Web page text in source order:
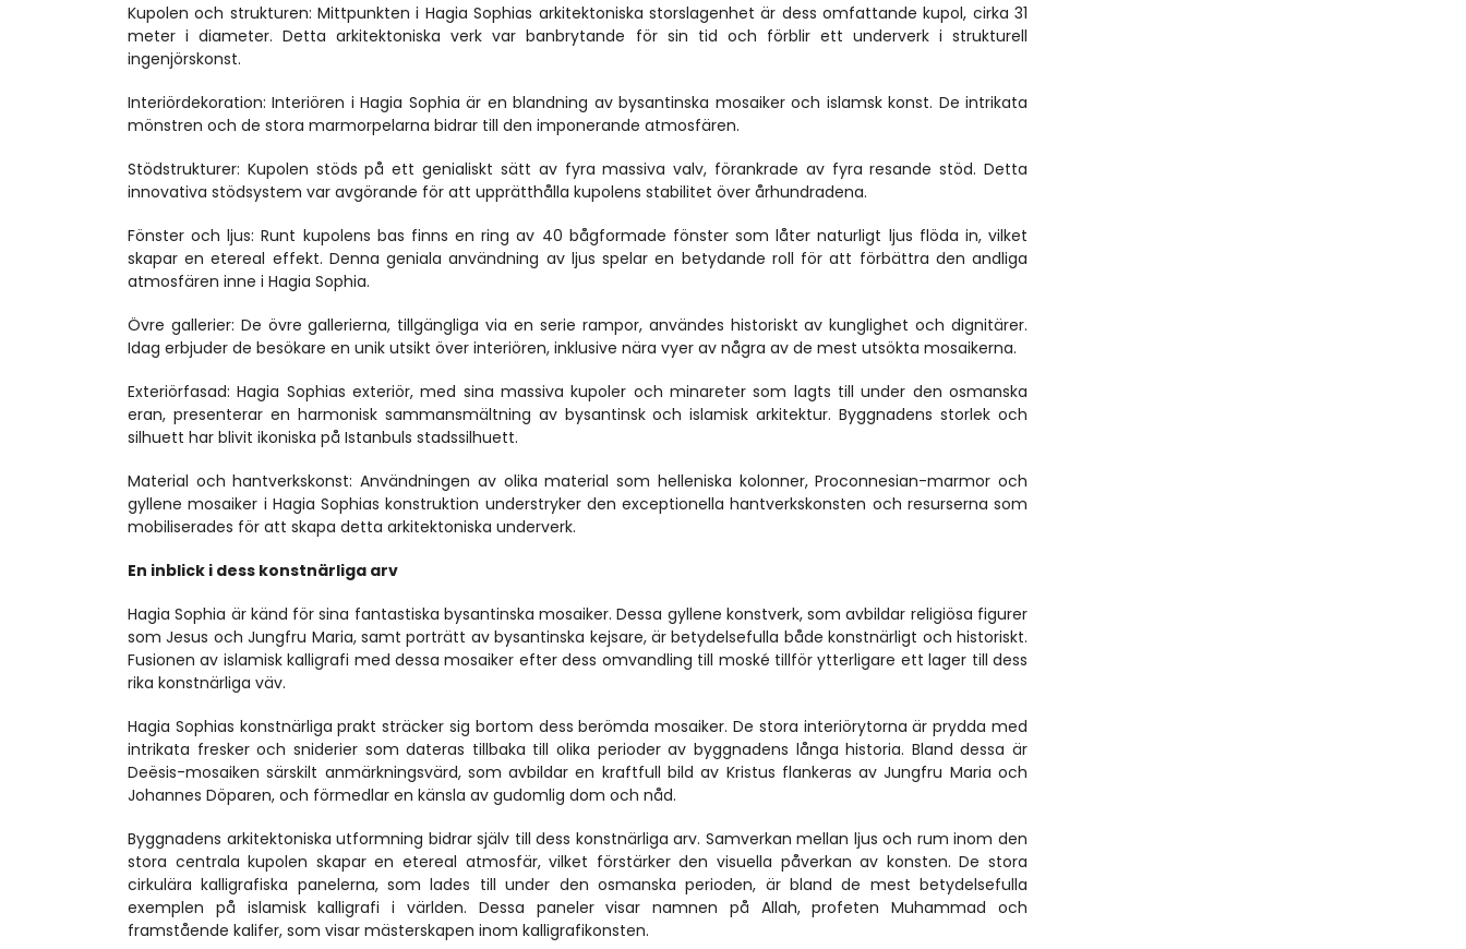
Kupolen och strukturen: Mittpunkten i Hagia Sophias arkitektoniska storslagenhet är dess omfattande kupol, cirka 31
meter i diameter. Detta arkitektoniska verk var banbrytande för sin tid och förblir ett underverk i strukturell
ingenjörskonst.
Interiördekoration: Interiören i Hagia Sophia är en blandning av bysantinska mosaiker och islamsk konst. De intrikata
mönstren och de stora marmorpelarna bidrar till den imponerande atmosfären.
Stödstrukturer: Kupolen stöds på ett genialiskt sätt av fyra massiva valv, förankrade av fyra resande stöd. Detta
innovativa stödsystem var avgörande för att upprätthålla kupolens stabilitet över århundradena.
Fönster och ljus: Runt kupolens bas finns en ring av 40 bågformade fönster som låter naturligt ljus flöda in, vilket
skapar en etereal effekt. Denna geniala användning av ljus spelar en betydande roll för att förbättra den andliga
atmosfären inne i Hagia Sophia.
Övre gallerier: De övre gallerierna, tillgängliga via en serie rampor, användes historiskt av kunglighet och dignitärer.
Idag erbjuder de besökare en unik utsikt över interiören, inklusive nära vyer av några av de mest utsökta mosaikerna.
Exteriörfasad: Hagia Sophias exteriör, med sina massiva kupoler och minareter som lagts till under den osmanska
eran, presenterar en harmonisk sammansmältning av bysantinsk och islamisk arkitektur. Byggnadens storlek och
silhuett har blivit ikoniska på Istanbuls stadssilhuett.
Material och hantverkskonst: Användningen av olika material som helleniska kolonner, Proconnesian-marmor och
gyllene mosaiker i Hagia Sophias konstruktion understryker den exceptionella hantverkskonsten och resurserna som
mobiliserades för att skapa detta arkitektoniska underverk.
En inblick i dess konstnärliga arv
Hagia Sophia är känd för sina fantastiska bysantinska mosaiker. Dessa gyllene konstverk, som avbildar religiösa figurer
som Jesus och Jungfru Maria, samt porträtt av bysantinska kejsare, är betydelsefulla både konstnärligt och historiskt.
Fusionen av islamisk kalligrafi med dessa mosaiker efter dess omvandling till moské tillför ytterligare ett lager till dess
rika konstnärliga väv.
Hagia Sophias konstnärliga prakt sträcker sig bortom dess berömda mosaiker. De stora interiörytorna är prydda med
intrikata fresker och sniderier som dateras tillbaka till olika perioder av byggnadens långa historia. Bland dessa är
Deësis-mosaiken särskilt anmärkningsvärd, som avbildar en kraftfull bild av Kristus flankeras av Jungfru Maria och
Johannes Döparen, och förmedlar en känsla av gudomlig dom och nåd.
Byggnadens arkitektoniska utformning bidrar själv till dess konstnärliga arv. Samverkan mellan ljus och rum inom den
stora centrala kupolen skapar en etereal atmosfär, vilket förstärker den visuella påverkan av konsten. De stora
cirkulära kalligrafiska panelerna, som lades till under den osmanska perioden, är bland de mest betydelsefulla
exemplen på islamisk kalligrafi i världen. Dessa paneler visar namnen på Allah, profeten Muhammad och
framstående kalifer, som visar mästerskapen inom kalligrafikonsten.